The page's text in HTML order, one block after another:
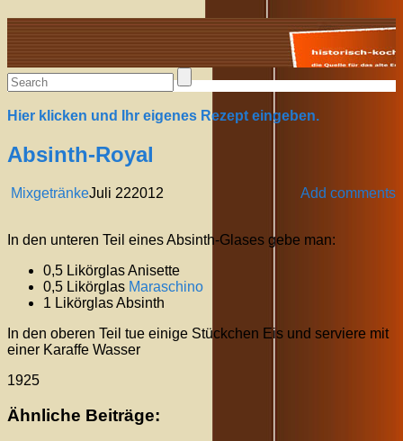
Alte Rezepte online
Hier klicken und Ihr eigenes Rezept eingeben.
Absinth-Royal
Mixgetränke Add comments
Juli 222012
In den unteren Teil eines Absinth-Glases gebe man:
0,5 Likörglas Anisette
0,5 Likörglas Maraschino
1 Likörglas Absinth
In den oberen Teil tue einige Stückchen Eis und serviere mit
einer Karaffe Wasser
1925
Ähnliche Beiträge: